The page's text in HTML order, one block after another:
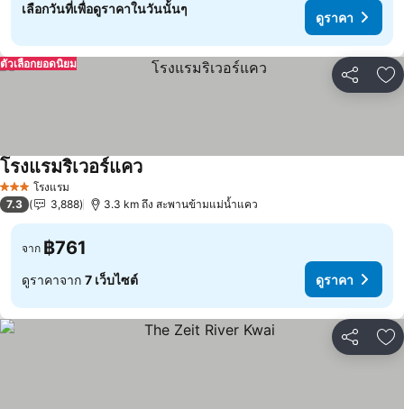
เลือกวันที่เพื่อดูราคาในวันนั้นๆ
ดูราคา
แชร์ เ
ตัวเลือกยอดนิยม
3 ดาว โรงแรม
โรงแรมริเวอร์แคว
7.3 3,888 3.3 km ถึง สะพานข้ามแม่น้ำแคว
จาก ฿761
ดูราคาจาก 7 เว็บไซต์ ดูราคา
แชร์ เ